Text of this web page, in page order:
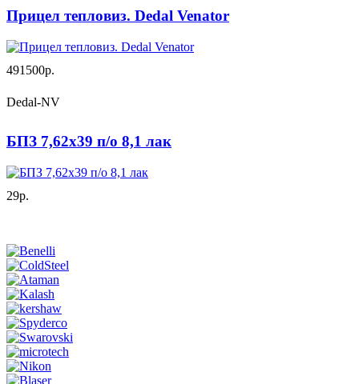
Прицел тепловиз. Dedal Venator
491500р.
Dedal-NV
БПЗ 7,62х39 п/о 8,1 лак
29р.